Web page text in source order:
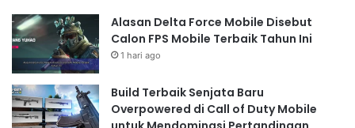
Alasan Delta Force Mobile Disebut
Calon FPS Mobile Terbaik Tahun Ini
1 hari ago
Build Terbaik Senjata Baru
Overpowered di Call of Duty Mobile